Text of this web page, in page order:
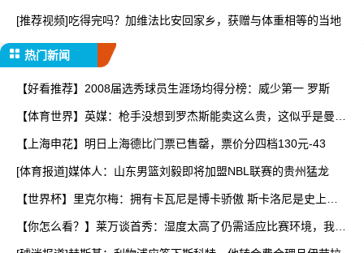
[推荐视频]吃得完吗？加维法比安回家乡，获赠与体重相等的当地
热门新闻
【好看推荐】2008届选秀球员生涯场均得分榜：威少第一 罗斯
【体育世界】英媒：枪手没想到罗杰斯能卖这么贵，这似乎是曼城
【上海申花】明日上海德比门票已售罄，票价分四档130元-43
[体育报道]媒体人：山东男篮刘毅即将加盟NBL联赛的贵州猛龙
【世界杯】里克尔梅：拥有卡瓦尼是博卡骄傲 斯卡洛尼是史上最
【你怎么看？】莱万谈首秀：湿度太高了仍需适应比赛环境，我还